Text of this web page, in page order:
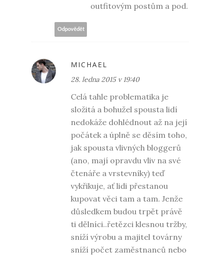
outfitovým postům a pod.
Odpovědět
MICHAEL
28. ledna 2015 v 19:40
Celá tahle problematika je
složitá a bohužel spousta lidí
nedokáže dohlédnout až na její
počátek a úplně se děsím toho,
jak spousta vlivných bloggerů
(ano, mají opravdu vliv na své
čtenáře a vrstevníky) teď
vykřikuje, ať lidi přestanou
kupovat věci tam a tam. Jenže
důsledkem budou trpět právě
ti dělníci..řetězci klesnou tržby,
sníží výrobu a majitel továrny
sníží počet zaměstnanců nebo